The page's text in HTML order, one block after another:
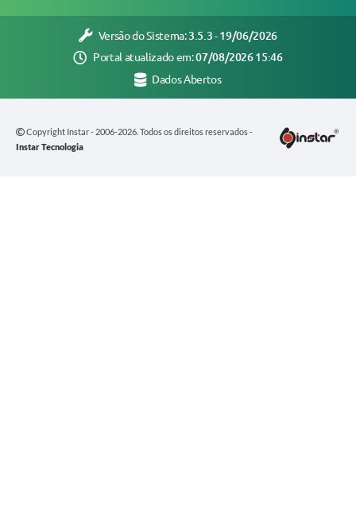
Versão do Sistema:3.5.3 - 19/06/2026
Portal atualizado em:07/08/2026 15:46
Dados Abertos
Copyright Instar - 2006-2026. Todos os direitos reservados -
Instar Tecnologia